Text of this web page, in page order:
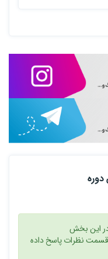
دوره
در این بخش
نظرات پاسخ داده